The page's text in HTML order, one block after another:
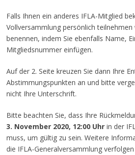
Falls Ihnen ein anderes IFLA-Mitglied
Vollversammlung persönlich teilnehmen
benennen, indem Sie ebenfalls Name,
Mitgliedsnummer einfügen.
Auf der 2. Seite kreuzen Sie dann Ihre
Abstimmungspunkten an und bitte
nicht Ihre Unterschrift.
Bitte beachten Sie, dass Ihre
3. November 2020, 12:00 Uhrin der
muss, um gültig zu sein. Weitere
die IFLA-Generalversammlung